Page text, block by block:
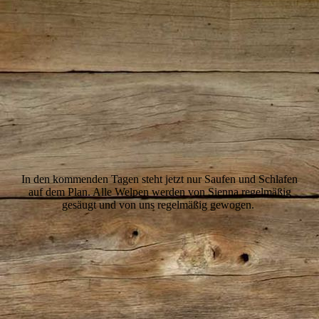
In den kommenden Tagen steht jetzt nur Saufen und Schlafen
auf dem Plan. Alle Welpen werden von Sienna regelmäßig
gesäugt und von uns regelmäßig gewogen.